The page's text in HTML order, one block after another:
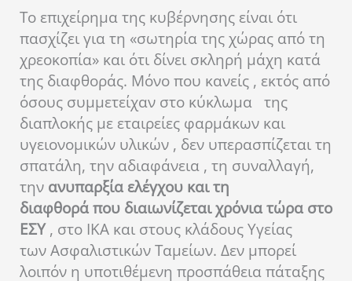
Το επιχείρημα της κυβέρνησης είναι ότι
πασχίζει για τη «σωτηρία της χώρας από τη
χρεοκοπία» και ότι δίνει σκληρή μάχη κατά
της διαφθοράς. Μόνο που κανείς , εκτός από
όσους συμμετείχαν στο κύκλωμα της
διαπλοκής με εταιρείες φαρμάκων και
υγειονομικών υλικών , δεν υπερασπίζεται τη
σπατάλη, την αδιαφάνεια , τη συναλλαγή,
την ανυπαρξία ελέγχου και τη
διαφθορά που διαιωνίζεται χρόνια τώρα στο
ΕΣΥ, στο ΙΚΑ και στους κλάδους Υγείας
των Ασφαλιστικών Ταμείων. Δεν μπορεί
λοιπόν η υποτιθέμενη προσπάθεια πάταξης